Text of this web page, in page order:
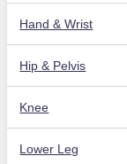
Hand & Wrist
Hip & Pelvis
Knee
Lower Leg